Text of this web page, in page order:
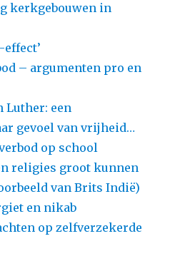
kerkgebouwen in
effect’
– argumenten pro en
Luther: een
gevoel van vrijheid…
op school
religies groot kunnen
van Brits Indië)
en nikab
op zelfverzekerde